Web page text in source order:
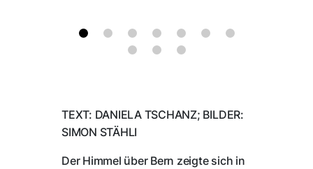
TEXT: DANIELA TSCHANZ; BILDER:
SIMON STÄHLI
Der Himmel über Bern zeigte sich in